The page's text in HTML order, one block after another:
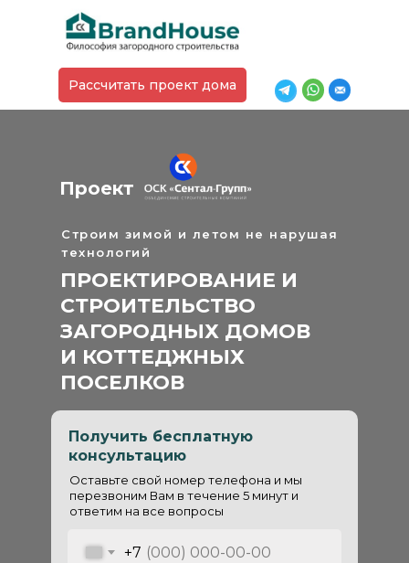
Рассчитать проект дома
ПРОЕКТИРОВАНИЕ И
СТРОИТЕЛЬСТВО
ЗАГОРОДНЫХ ДОМОВ
И КОТТЕДЖНЫХ
ПОСЕЛКОВ
Строим зимой и летом не нарушая
технологий
Получить бесплатную
консультацию
Оставьте свой номер телефона и мы
перезвоним Вам в течение 5 минут и
ответим на все вопросы
+7
Проект
В компании BrandHouse мы
предлагаем полный комплекс услуг
по индивидуальному
проектированию и строительству
загородных домов.
Мы понимаем, как важно иметь дом,
который будет отражать ваши мечты
и соответствовать вашим
потребностям. Поэтому мы уделяем
особое внимание каждому этапу
работы.
Подмосковье, чтобы ваша семья